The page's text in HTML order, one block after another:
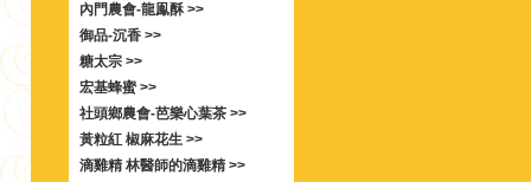
內門農會-龍鳯酥 >>
御品-沉香 >>
糖太宗 >>
宏基蜂蜜 >>
社頭鄉農會-芭樂心葉茶 >>
黃粒紅 椒麻花生 >>
滴雞精 林醫師的滴雞精 >>